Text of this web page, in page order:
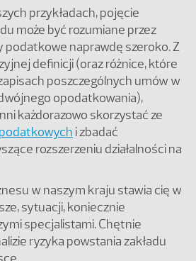
przykładach, pojęcie
może być rozumiane przez
podatkowe naprawdę szeroko. Z
definicji (oraz różnice, które
poszczególnych umów w
opodatkowania),
każdorazowo skorzystać ze
i zbadać
rozszerzeniu działalności na
w naszym kraju stawia cię w
sytuacji, koniecznie
specjalistami. Chętnie
ryzyka powstania zakładu